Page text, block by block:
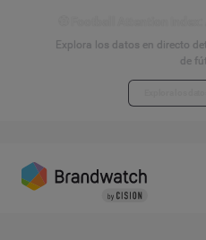
Explora los datos en directo
de